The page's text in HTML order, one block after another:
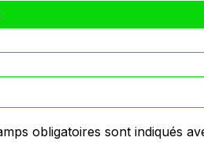
obligatoires sont indiqués